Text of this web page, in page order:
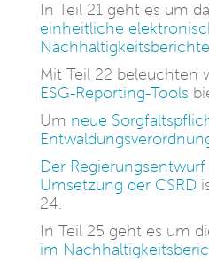
In Teil 21 geht es um
einheitliche
Mit Teil 22 beleuchten
ESG-Reporting-Tools
Um neue
Der
Umsetzung der CSRD
24.
In Teil 25 geht es um
im